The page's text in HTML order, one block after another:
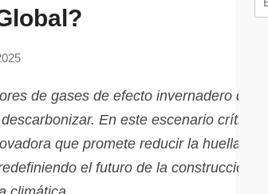
de gases de efecto invernadero del
En este escenario crítico, la
que promete reducir la huella de
el futuro de la construcción